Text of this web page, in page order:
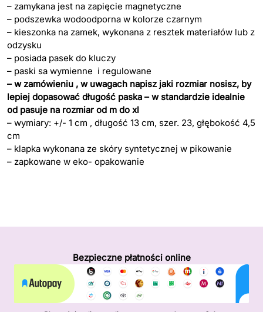
– zamykana jest na zapięcie magnetyczne
– podszewka wodoodporna w kolorze czarnym
– kieszonka na zamek, wykonana z resztek materiałów lub z
odzysku
– posiada pasek do kluczy
– paski sa wymienne i regulowane
– w zamówieniu , w uwagach napisz jaki rozmiar nosisz, by
lepiej dopasować długość paska – w standardzie idealnie
od pasuje na rozmiar od m do xl
– wymiary: +/- 1 cm , długość 13 cm, szer. 23, głębokość 4,5
cm
– klapka wykonana ze skóry syntetycznej w pikowanie
– zapkowane w eko- opakowanie
Bezpieczne płatności online